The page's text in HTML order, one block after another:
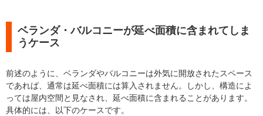
ベランダ・バルコニーが延べ面積に含まれてしま
うケース
前述のように、ベランダやバルコニーは外気に開放されたスペース
であれば、通常は延べ面積には算入されません。しかし、構造によ
っては屋内空間と見なされ、延べ面積に含まれることがあります。
具体的には、以下のケースです。